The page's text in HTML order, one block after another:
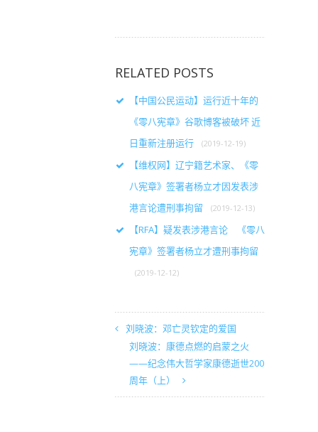
RELATED POSTS
【中国公民运动】运行近十年的
《零八宪章》谷歌博客被破坏 近
日重新注册运行
(2019-12-19)
【维权网】辽宁籍艺术家、《零
八宪章》签署者杨立才因发表涉
港言论遭刑事拘留
(2019-12-13)
【RFA】疑发表涉港言论 《零八
宪章》签署者杨立才遭刑事拘留
(2019-12-12)
刘晓波：邓亡灵钦定的爱国
刘晓波：康德点燃的启蒙之火
——纪念伟大哲学家康德逝世200
周年（上）